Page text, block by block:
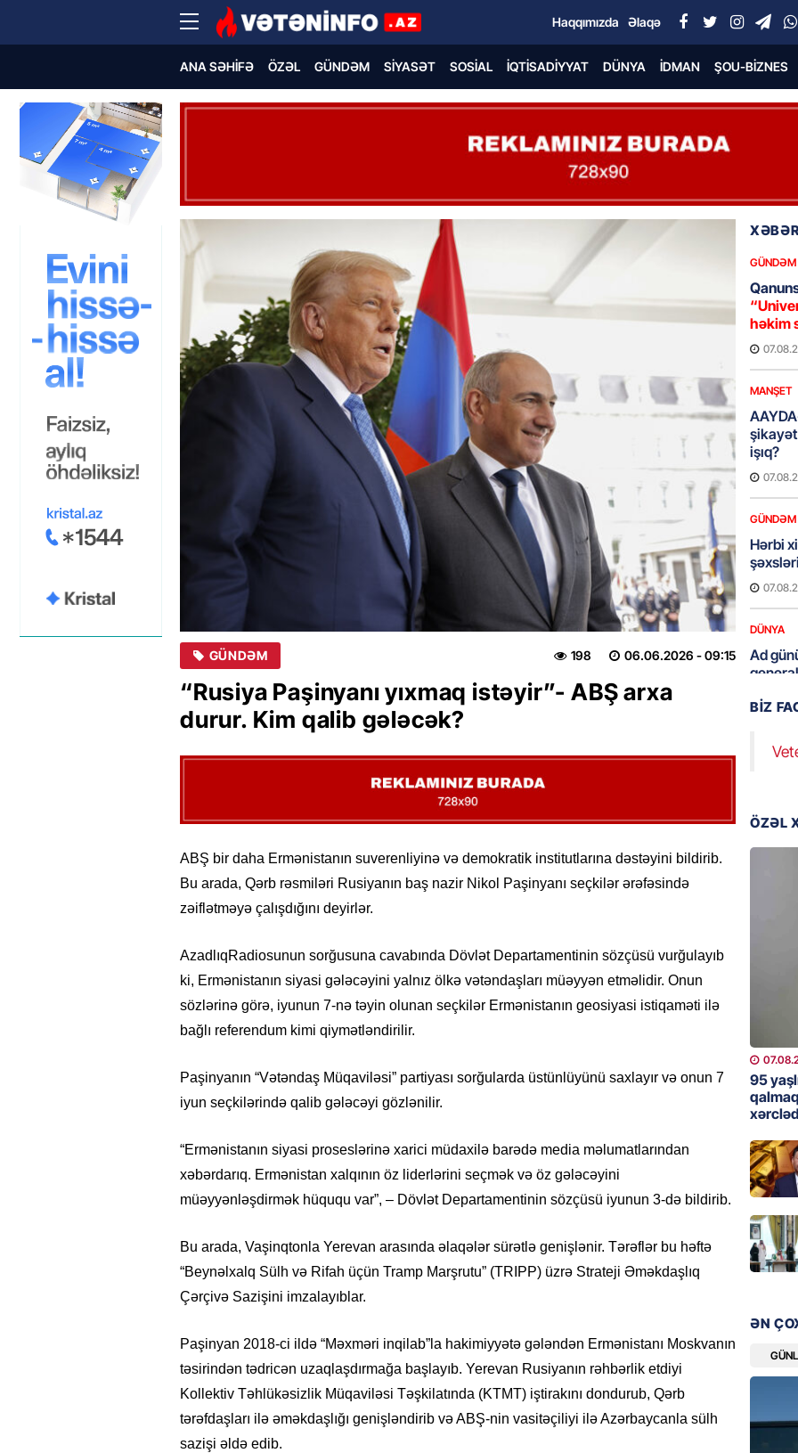
Haqqımızda Əlaqə
ANA SƏHIFƏ ÖZƏL GÜNDƏM SIYASƏT SOSIAL İQTISADIYYAT DÜNYA İDMAN ŞOU-BIZNES
GÜNDƏM 06.06.2026 - 09:15
198
“Rusiya Paşinyanı yıxmaq istəyir”- ABŞ arxa
durur. Kim qalib gələcək?
ABŞ bir daha Ermənistanın suverenliyinə və demokratik institutlarına dəstəyini bildirib.
Bu arada, Qərb rəsmiləri Rusiyanın baş nazir Nikol Paşinyanı seçkilər ərəfəsində
zəiflətməyə çalışdığını deyirlər.
AzadlıqRadiosunun sorğusuna cavabında Dövlət Departamentinin sözçüsü vurğulayıb
ki, Ermənistanın siyasi gələcəyini yalnız ölkə vətəndaşları müəyyən etməlidir. Onun
sözlərinə görə, iyunun 7-nə təyin olunan seçkilər Ermənistanın geosiyasi istiqaməti ilə
bağlı referendum kimi qiymətləndirilir.
Paşinyanın “Vətəndaş Müqaviləsi” partiyası sorğularda üstünlüyünü saxlayır və onun 7
iyun seçkilərində qalib gələcəyi gözlənilir.
“Ermənistanın siyasi proseslərinə xarici müdaxilə barədə media məlumatlarından
xəbərdarıq. Ermənistan xalqının öz liderlərini seçmək və öz gələcəyini
müəyyənləşdirmək hüququ var”, – Dövlət Departamentinin sözçüsü iyunun 3-də bildirib.
Bu arada, Vaşinqtonla Yerevan arasında əlaqələr sürətlə genişlənir. Tərəflər bu həftə
“Beynəlxalq Sülh və Rifah üçün Tramp Marşrutu” (TRIPP) üzrə Strateji Əməkdaşlıq
Çərçivə Sazişini imzalayıblar.
Paşinyan 2018-ci ildə “Məxməri inqilab”la hakimiyyətə gələndən Ermənistanı Moskvanın
təsirindən tədricən uzaqlaşdırmağa başlayıb. Yerevan Rusiyanın rəhbərlik etdiyi
Kollektiv Təhlükəsizlik Müqaviləsi Təşkilatında (KTMT) iştirakını dondurub, Qərb
tərəfdaşları ilə əməkdaşlığı genişləndirib və ABŞ-nin vasitəçiliyi ilə Azərbaycanla sülh
sazişi əldə edib.
GÜNDƏM
həkim
MANŞET
şikayət
işıq?
GÜNDƏM
Hərbi
DÜNYA
Ad
95
Çin
MANŞET
“Birgə
İDMAN
HADISƏ
milyon
BIZ
ÖZƏL
95
ƏN